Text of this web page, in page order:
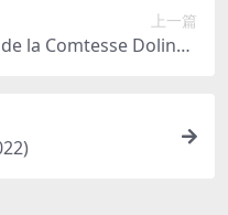
上一篇
la Comtesse Dolinge